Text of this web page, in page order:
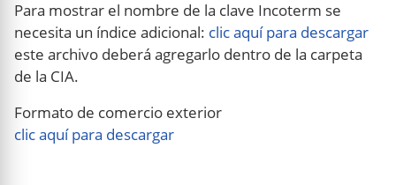
Para mostrar el nombre de la clave Incoterm se
necesita un índice adicional: clic aquí para descargar
este archivo deberá agregarlo dentro de la carpeta
de la CIA.
Formato de comercio exterior
clic aquí para descargar